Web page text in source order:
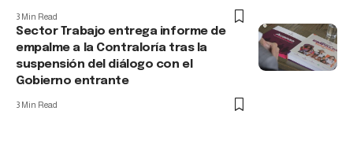
3 Min Read
Sector Trabajo entrega informe de
empalme a la Contraloría tras la
suspensión del diálogo con el
Gobierno entrante
3 Min Read